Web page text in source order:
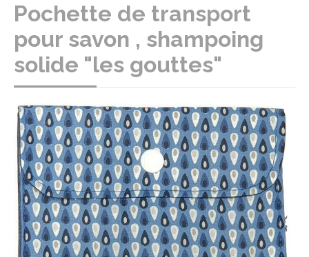
Pochette de transport
pour savon , shampoing
solide "les gouttes"